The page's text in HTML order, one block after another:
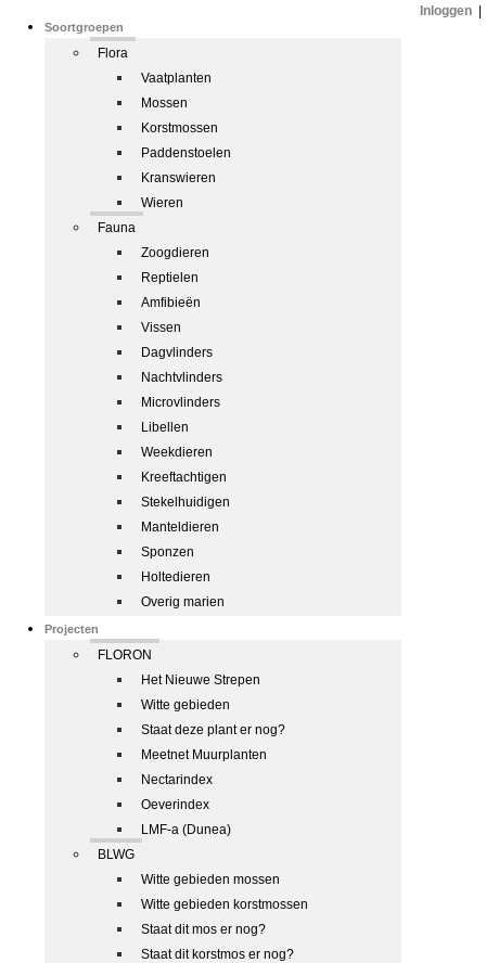
Soortgroepen
Flora
Vaatplanten
Mossen
Korstmossen
Paddenstoelen
Kranswieren
Wieren
Fauna
Zoogdieren
Reptielen
Amfibieën
Vissen
Dagvlinders
Nachtvlinders
Microvlinders
Libellen
Weekdieren
Kreeftachtigen
Stekelhuidigen
Manteldieren
Sponzen
Holtedieren
Overig marien
Projecten
FLORON
Het Nieuwe Strepen
Witte gebieden
Staat deze plant er nog?
Meetnet Muurplanten
Nectarindex
Oeverindex
LMF-a (Dunea)
BLWG
Witte gebieden mossen
Witte gebieden korstmossen
Staat dit mos er nog?
Staat dit korstmos er nog?
Inloggen